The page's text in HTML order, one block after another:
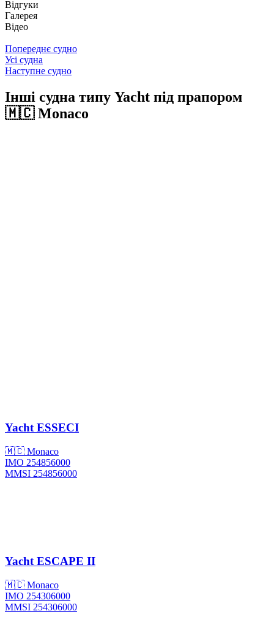
Відгуки
Галерея
Відео
Попереднє судно
Усі судна
Наступне судно
Інші судна типу Yacht під прапором
🇲🇨 Monaco
YachtESSECI
🇲🇨 Monaco
IMO 254856000
MMSI 254856000
Yacht ESCAPE II
🇲🇨 Monaco
IMO 254306000
MMSI 254306000